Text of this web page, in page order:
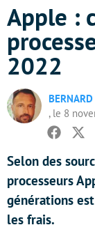
Apple :
2022
, le 8
Selon des
processeurs
générations
les frais.